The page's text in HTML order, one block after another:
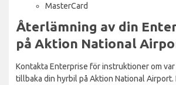
MasterCard
Återlämning av din
på Aktion National
Kontakta Enterprise för instruktioner om var
tillbaka din hyrbil på Aktion National Airport.